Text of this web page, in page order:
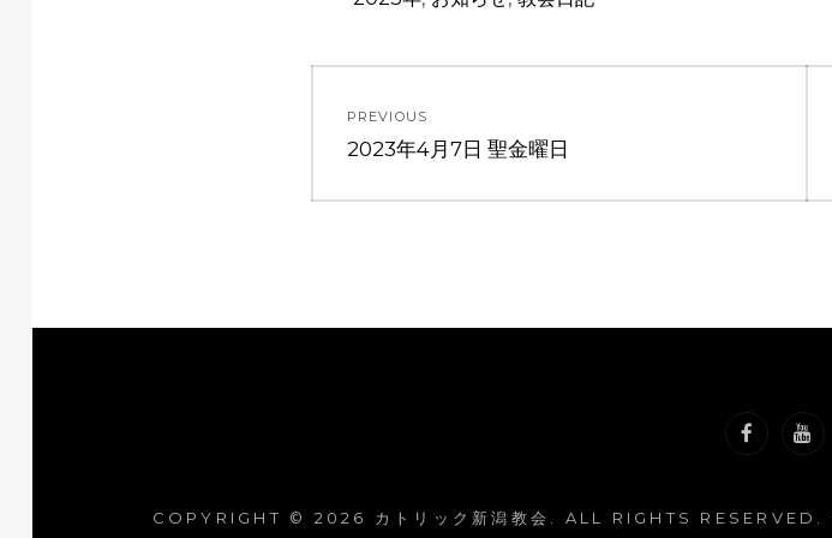
PREVIOUS
2023年4月7日 聖金曜日
COPYRIGHT © 2026 カトリック新潟教会 . ALL RIGHTS RESERVED.